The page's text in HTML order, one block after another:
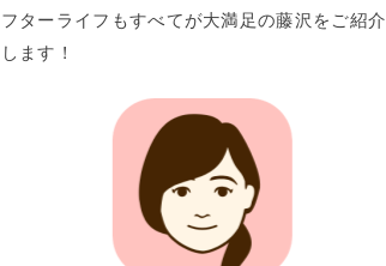
フターライフもすべてが大満足の藤沢をご紹介
します！